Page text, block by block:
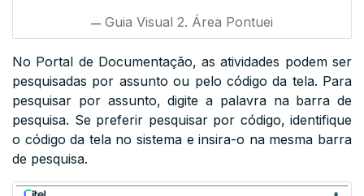
Guia Visual 2. Área Pontuei
No Portal de Documentação, as atividades podem ser
pesquisadas por assunto ou pelo código da tela. Para
pesquisar por assunto, digite a palavra na barra de
pesquisa. Se preferir pesquisar por código, identifique
o código da tela no sistema e insira-o na mesma barra
de pesquisa.